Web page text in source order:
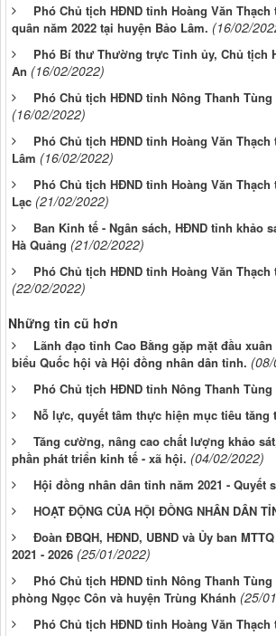
Phó Chủ tịch HĐND tỉnh Hoàng Văn
quân năm 2022 tại huyện Bảo Lâm. (16/02/
Phó Bí thư Thường trực Tỉnh ủy, Chủ tịch
An (16/02/2022)
Phó Chủ tịch HĐND tỉnh Nông Thanh
(16/02/2022)
Phó Chủ tịch HĐND tỉnh Hoàng Văn
Lâm (16/02/2022)
Phó Chủ tịch HĐND tỉnh Hoàng Văn
Lạc (21/02/2022)
Ban Kinh tế - Ngân sách, HĐND tỉnh
Hà Quảng (21/02/2022)
Phó Chủ tịch HĐND tỉnh Hoàng Văn
(22/02/2022)
Những tin cũ hơn
Lãnh đạo tỉnh Cao Bằng gặp mặt đầu
biểu Quốc hội và Hội đồng nhân dân tỉnh.
Phó Chủ tịch HĐND tỉnh Nông Thanh
Nỗ lực, quyết tâm thực hiện mục tiêu tăng
Tăng cường, nâng cao chất lượng khảo
phần phát triển kinh tế - xã hội. (04/02/2022)
Hội đồng nhân dân tỉnh năm 2021 -
HOẠT ĐỘNG CỦA HỘI ĐỒNG NHÂN DÂN
Đoàn ĐBQH, HĐND, UBND và Ủy ban
2021 - 2026 (25/01/2022)
Phó Chủ tịch HĐND tỉnh Nông Thanh
phòng Ngọc Côn và huyện Trùng Khánh (25/
Phó Chủ tịch HĐND tỉnh Hoàng Văn